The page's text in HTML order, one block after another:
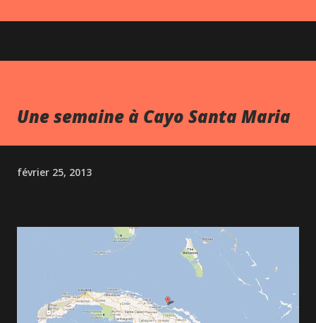
Une semaine à Cayo Santa Maria
février 25, 2013